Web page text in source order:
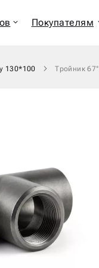
Покупателям
130*100 Тройник 67°